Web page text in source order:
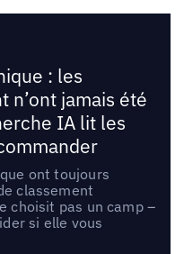
: les
n’ont jamais été
IA lit les
ont toujours
classement
choisit pas un camp –
si elle vous